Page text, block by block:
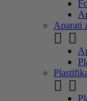
Aparati
 
 